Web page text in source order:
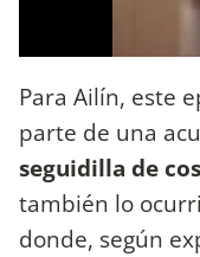
Para Ailín, este
parte de una
seguidilla de
también lo
donde, según